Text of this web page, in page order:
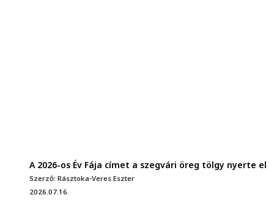
A 2026-os Év Fája címet a szegvári öreg tölgy nyerte el
Szerző: Rásztoka-Veres Eszter
2026.07.16.